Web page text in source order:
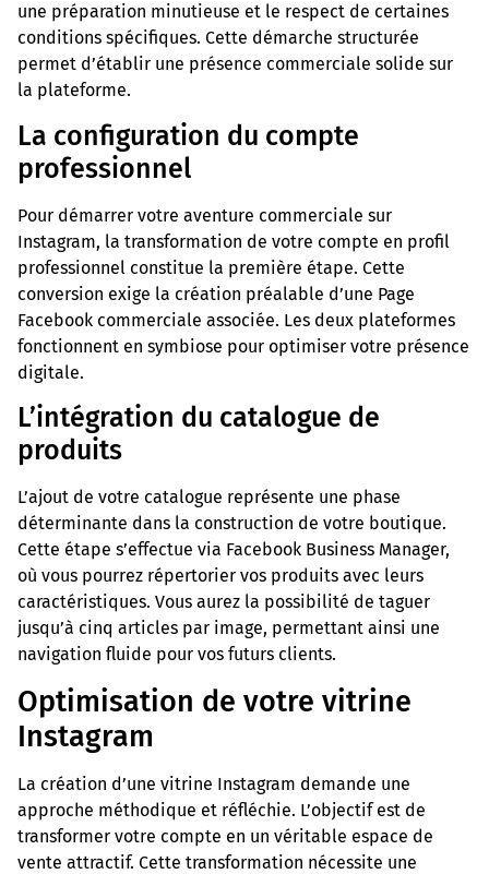
une préparation minutieuse et le respect de certaines
conditions spécifiques. Cette démarche structurée
permet d’établir une présence commerciale solide sur
la plateforme.
La configuration du compte
professionnel
Pour démarrer votre aventure commerciale sur
Instagram, la transformation de votre compte en profil
professionnel constitue la première étape. Cette
conversion exige la création préalable d’une Page
Facebook commerciale associée. Les deux plateformes
fonctionnent en symbiose pour optimiser votre présence
digitale.
L’intégration du catalogue de
produits
L’ajout de votre catalogue représente une phase
déterminante dans la construction de votre boutique.
Cette étape s’effectue via Facebook Business Manager,
où vous pourrez répertorier vos produits avec leurs
caractéristiques. Vous aurez la possibilité de taguer
jusqu’à cinq articles par image, permettant ainsi une
navigation fluide pour vos futurs clients.
Optimisation de votre vitrine
Instagram
La création d’une vitrine Instagram demande une
approche méthodique et réfléchie. L’objectif est de
transformer votre compte en un véritable espace de
vente attractif. Cette transformation nécessite une